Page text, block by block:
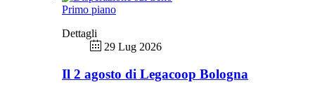
Primo piano
Dettagli
29 Lug 2026
Il 2 agosto di Legacoop Bologna